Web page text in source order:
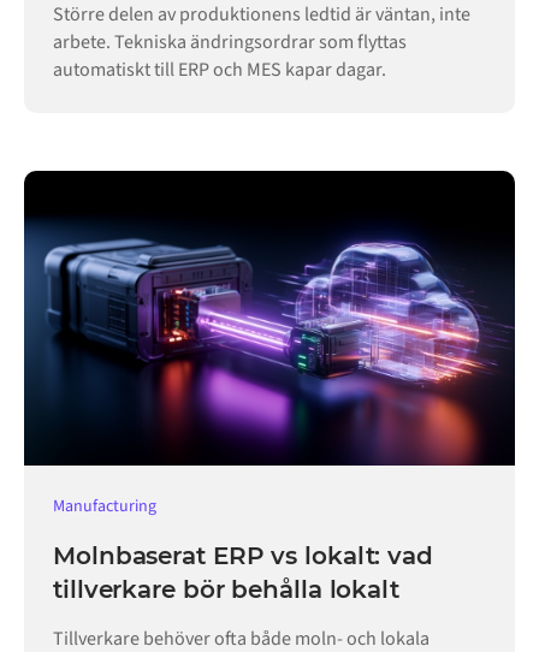
Större delen av produktionens ledtid är väntan, inte
arbete. Tekniska ändringsordrar som flyttas
automatiskt till ERP och MES kapar dagar.
Manufacturing
Molnbaserat ERP vs lokalt: vad
tillverkare bör behålla lokalt
Tillverkare behöver ofta både moln- och lokala